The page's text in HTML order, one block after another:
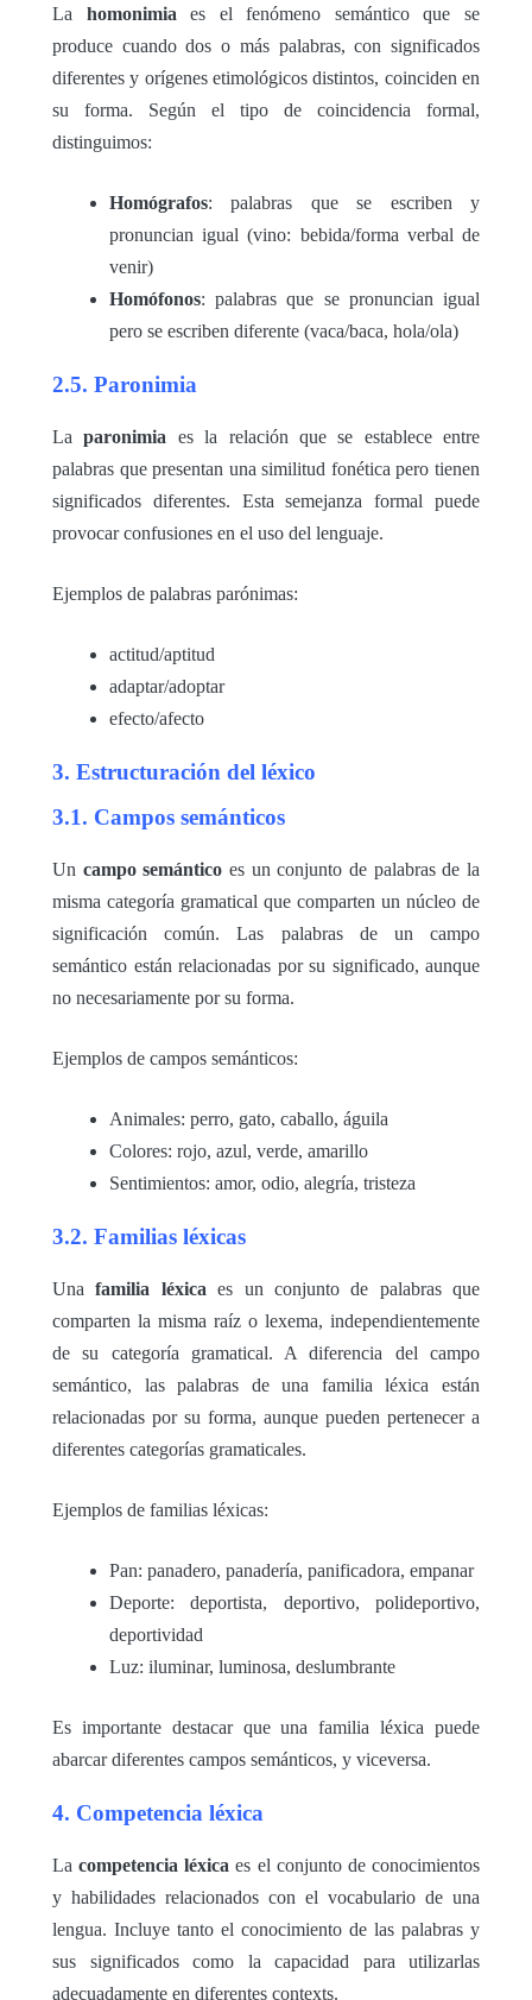
La homonimia es el fenómeno semántico que se
produce cuando dos o más palabras, con significados
diferentes y orígenes etimológicos distintos, coinciden en
su forma. Según el tipo de coincidencia formal,
distinguimos:
Homógrafos: palabras que se escriben y
pronuncian igual (vino: bebida/forma verbal de
venir)
Homófonos: palabras que se pronuncian igual
pero se escriben diferente (vaca/baca, hola/ola)
2.5. Paronimia
Laparonimia es la relación que se establece entre
palabras que presentan una similitud fonética pero tienen
significados diferentes. Esta semejanza formal puede
provocar confusiones en el uso del lenguaje.
Ejemplos de palabras parónimas:
actitud/aptitud
adaptar/adoptar
efecto/afecto
3. Estructuración del léxico
3.1. Campos semánticos
Un campo semántico es un conjunto de palabras de la
misma categoría gramatical que comparten un núcleo de
significación común. Las palabras de un campo
semántico están relacionadas por su significado, aunque
no necesariamente por su forma.
Ejemplos de campos semánticos:
Animales: perro, gato, caballo, águila
Colores: rojo, azul, verde, amarillo
Sentimientos: amor, odio, alegría, tristeza
3.2. Familias léxicas
Unafamilia léxica es un conjunto de palabras que
comparten la misma raíz o lexema, independientemente
de su categoría gramatical. A diferencia del campo
semántico, las palabras de una familia léxica están
relacionadas por su forma, aunque pueden pertenecer a
diferentes categorías gramaticales.
Ejemplos de familias léxicas:
Pan: panadero, panadería, panificadora, empanar
Deporte: deportista, deportivo, polideportivo,
deportividad
Luz: iluminar, luminosa, deslumbrante
Es importante destacar que una familia léxica puede
abarcar diferentes campos semánticos, y viceversa.
4. Competencia léxica
Lacompetencia léxica es el conjunto de conocimientos
y habilidades relacionados con el vocabulario de una
lengua. Incluye tanto el conocimiento de las palabras y
sus significados como la capacidad para utilizarlas
adecuadamente en diferentes contexts.